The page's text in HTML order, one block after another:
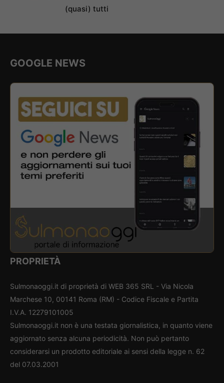
(quasi) tutti
GOOGLE NEWS
PROPRIETÀ
Sulmonaoggi.it di proprietà di WEB 365 SRL - Via Nicola
Marchese 10, 00141 Roma (RM) - Codice Fiscale e Partita
I.V.A. 12279101005
Sulmonaoggi.it non è una testata giornalistica, in quanto viene
aggiornato senza alcuna periodicità. Non può pertanto
considerarsi un prodotto editoriale ai sensi della legge n. 62
del 07.03.2001